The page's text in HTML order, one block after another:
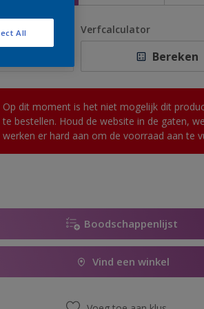
Verfcalculator
Bereken
Op dit moment is het niet mogelijk dit
te bestellen. Houd de website in de gaten, we
werken er hard aan om de voorraad aan te
Boodschappenlijst
Vind een winkel
All